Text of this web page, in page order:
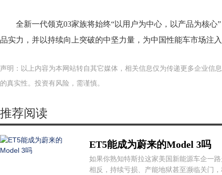
全新一代领克03家族将始终“以用户为中心，以产品为核
品实力，并以持续向上突破的中坚力量，为中国性能车市场注
声明：以上内容为本网站转自其它媒体，相关信息仅为传递更多企业信
的真实性。投资有风险，需谨慎。
推荐阅读
ET5能成为蔚来的Model 3吗
如果你熟知特斯拉这家美国新能源车企一
相反，持续亏损、产能地狱甚至濒临关门